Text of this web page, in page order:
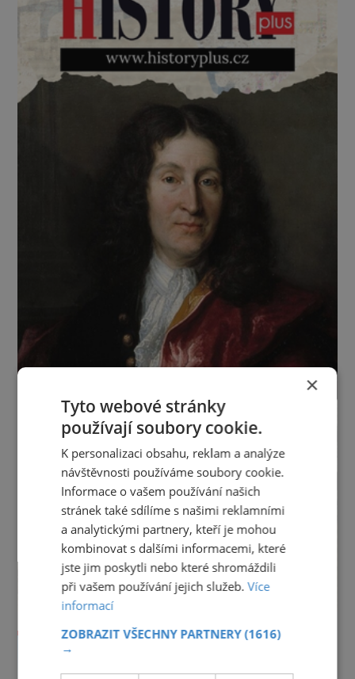
×
Tyto webové stránky
používají soubory cookie.
K personalizaci obsahu, reklam a analýze
návštěvnosti používáme soubory cookie.
Informace o vašem používání našich
stránek také sdílíme s našimi reklamními
a analytickými partnery, kteří je mohou
kombinovat s dalšími informacemi, které
jste jim poskytli nebo které shromáždili
při vašem používání jejich služeb.Více
informací
ZOBRAZIT VŠECHNY PARTNERY(1616)
→